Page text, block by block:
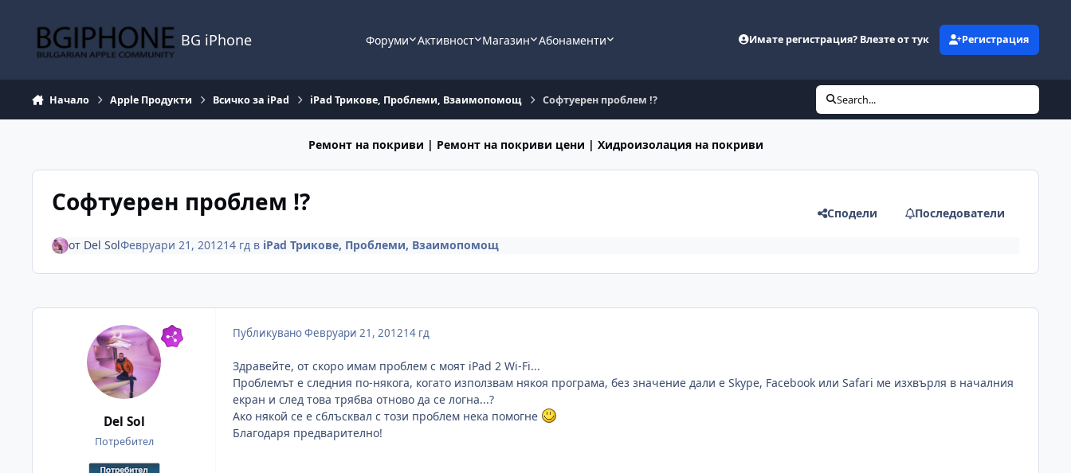
BG iPhone Форуми Активност Магазин Абонаменти Имате регистрация? Влезте от тук Регистрация
Начало Apple Продукти Всичко за iPad iPad Трикове, Проблеми, Взаимопомощ Софтуерен проблем !? Search...
Ремонт на покриви | Ремонт на покриви цени | Хидроизолация на покриви
Софтуерен проблем !? Сподели Последователи
от Del SolФевруари 21, 201214 гдв iPad Трикове, Проблеми, Взаимопомощ
Del Sol
Потребител
ПубликуваноФевруари 21, 201214 гд
Здравейте, от скоро имам проблем с моят iPad 2 Wi-Fi...
Проблемът е следния по-някога, когато използвам някоя програма, без значение дали е Skype, Facebook или Safari ме изхвърля в началния
екран и след това трябва отново да се логна...?
Ако някой се е сблъсквал с този проблем нека помогне
Благодаря предварително!